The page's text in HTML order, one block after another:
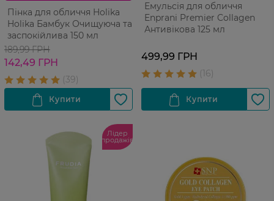
Пінка для обличчя Holika
Holika Бамбук Очищуюча та
заспокійлива 150 мл
189,99 ГРН
142,49 ГРН
Емульсія для обличчя
Enprani Premier Collagen
Антивікова 125 мл
499,99 ГРН
Лідер
продажів